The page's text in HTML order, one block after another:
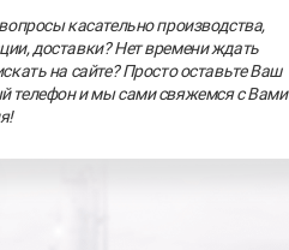
касательно производства,
доставки? Нет времени ждать
на сайте? Просто оставьте Ваш
телефон и мы сами свяжемся с Вами